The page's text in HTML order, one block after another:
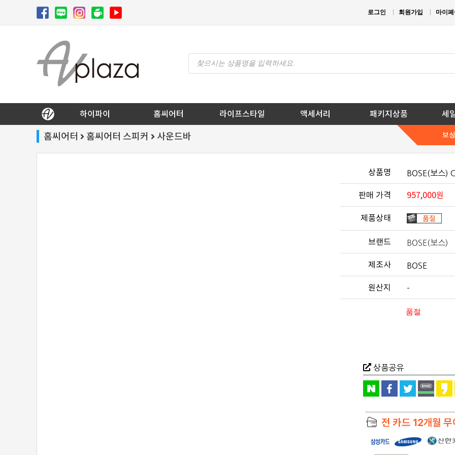
로그인 회원가입 마이
Products
search
하이파이 홈씨어터 라이프스타일 액세서리 패키지상품 세
보
홈씨어터 홈씨어터 스피커 사운드바
상품명 BOSE(보스)
판매 가격 957,000원
제품상태
브랜드 BOSE(보스)
제조사 BOSE
원산지 -
품절
상품공유